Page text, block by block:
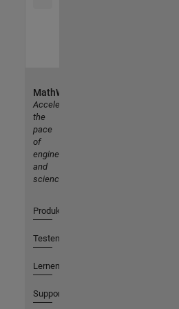
MathWorks
Accelerating
the
pace
of
engineering
and
science
Produkte
Testen oder Kaufen
Lernen
Support